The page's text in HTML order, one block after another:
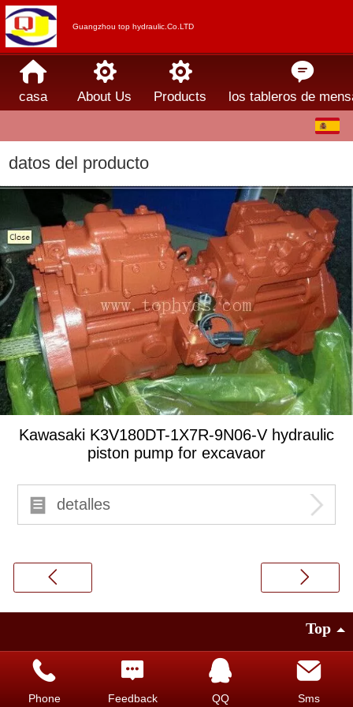
Guangzhou top hydraulic.Co.LTD
casa About Us Products los tableros de
English
datos del producto
Kawasaki K3V180DT-1X7R-9N06-V hydraulic
piston pump for excavaor
detalles
Top
2014 Guangzhou Top Hydraulic.Co.LTD
Phone Feedback QQ Sms